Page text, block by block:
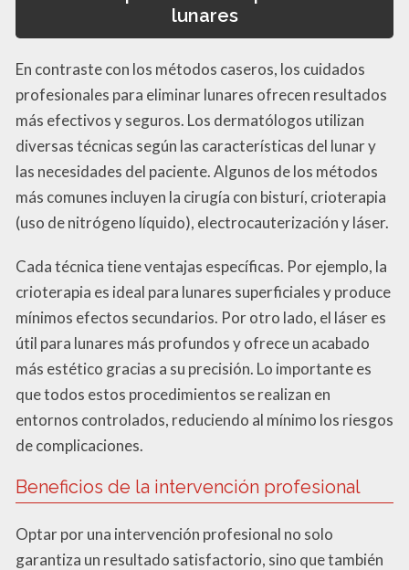
lunares
En contraste con los métodos caseros, los cuidados
profesionales para eliminar lunares ofrecen resultados
más efectivos y seguros. Los dermatólogos utilizan
diversas técnicas según las características del lunar y
las necesidades del paciente. Algunos de los métodos
más comunes incluyen la cirugía con bisturí, crioterapia
(uso de nitrógeno líquido), electrocauterización y láser.
Cada técnica tiene ventajas específicas. Por ejemplo, la
crioterapia es ideal para lunares superficiales y produce
mínimos efectos secundarios. Por otro lado, el láser es
útil para lunares más profundos y ofrece un acabado
más estético gracias a su precisión. Lo importante es
que todos estos procedimientos se realizan en
entornos controlados, reduciendo al mínimo los riesgos
de complicaciones.
Beneficios de la intervención profesional
Optar por una intervención profesional no solo
garantiza un resultado satisfactorio, sino que también